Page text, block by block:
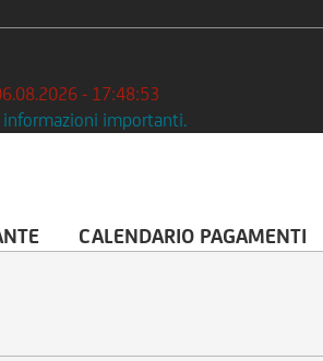
- 17:48:53
informazioni importanti.
CALENDARIO PAGAMENTI